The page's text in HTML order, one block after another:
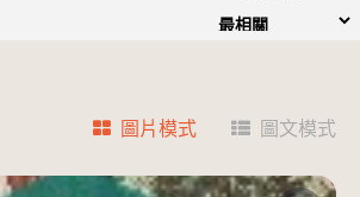
圖片模式 圖文模式